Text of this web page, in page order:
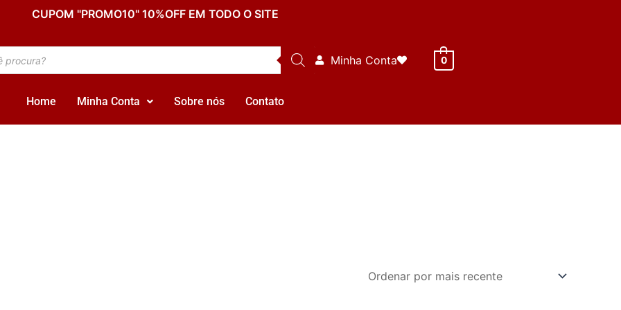
CUPOM "PROMO10" 10%OFF EM TODO O SITE
Minha Conta 0
Home Minha Conta Sobre nós Contato